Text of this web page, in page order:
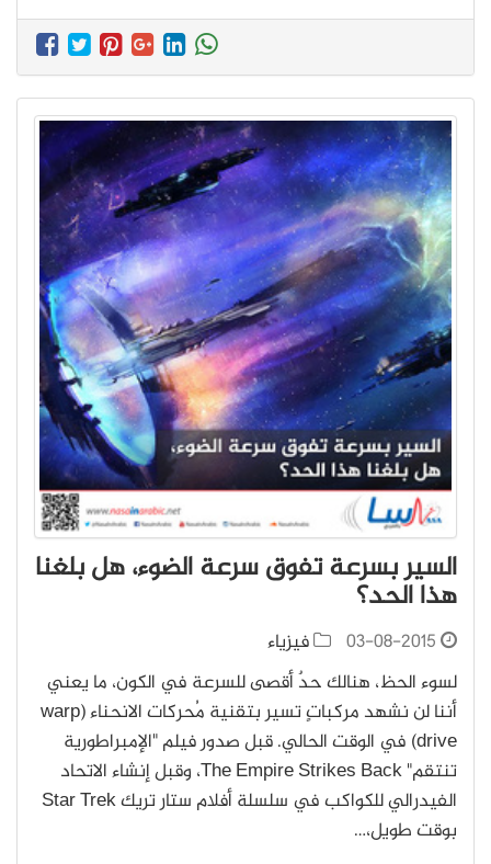
السير بسرعة تفوق سرعة الضوء، هل بلغنا
هذا الحد؟
03-08-2015
فيزياء
لسوء الحظ، هنالك حدٌ أقصى للسرعة في الكون، ما يعني
أننا لن نشهد مركباتٍ تسير بتقنية مُحركات الانحناء (warp
drive) في الوقت الحالي. قبل صدور فيلم "الإمبراطورية
تنتقم" The Empire Strikes Back، وقبل إنشاء الاتحاد
الفيدرالي للكواكب في سلسلة أفلام ستار تريك Star Trek
بوقت طويل،…